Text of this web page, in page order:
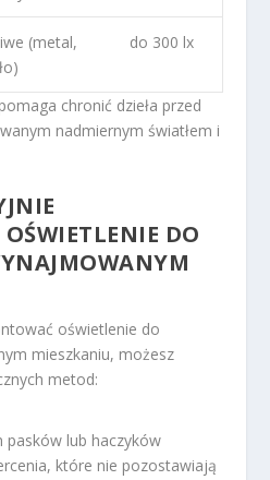
(metal,
do 300 lx
chronić dzieła przed
nadmiernym światłem i
DO
oświetlenie do
mieszkaniu, możesz
metod:
pasków lub haczyków
które nie pozostawiają